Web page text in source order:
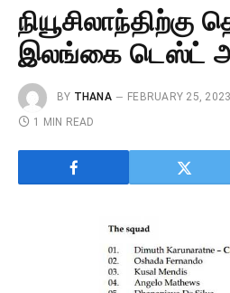
இலங்கை டெஸ்ட்
BY THANA FEBRUARY 25, 2023
1 MIN READ